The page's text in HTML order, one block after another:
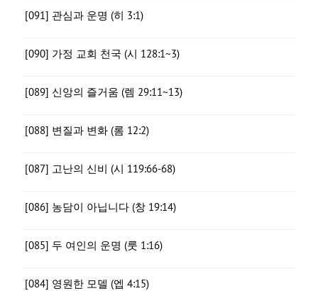
[091] 관심과 운명 (히 3:1)
[090] 가정 교회 천국 (시 128:1~3)
[089] 신앙의 즐거움 (렘 29:11~13)
[088] 변질과 변화 (롬 12:2)
[087] 고난의 신비 (시 119:66-68)
[086] 농담이 아닙니다 (창 19:14)
[085] 두 여인의 운명 (룻 1:16)
[084] 영원한 모델 (엡 4:15)